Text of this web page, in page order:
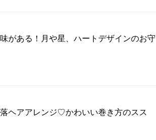
がある！月や星、ハートデザインのお守
ヘアアレンジ♡かわいい巻き方のスス